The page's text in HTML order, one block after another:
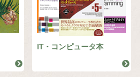
IT・コンピュータ本